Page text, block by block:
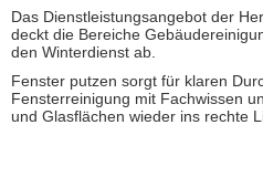
Das Dienstleistungsangebot der
deckt die Bereiche
den Winterdienst ab.
Fenster putzen sorgt für klaren
Fensterreinigung mit Fachwissen
und Glasflächen wieder ins rechte